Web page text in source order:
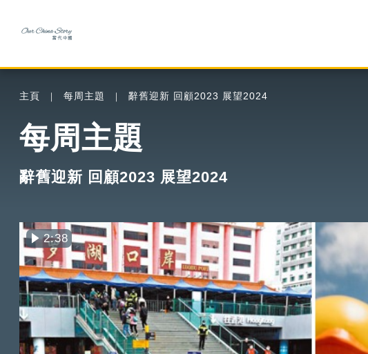
主頁 每周主題 辭舊迎新 回顧2023 展望2024
每周主題
辭舊迎新 回顧2023 展望2024
2:38